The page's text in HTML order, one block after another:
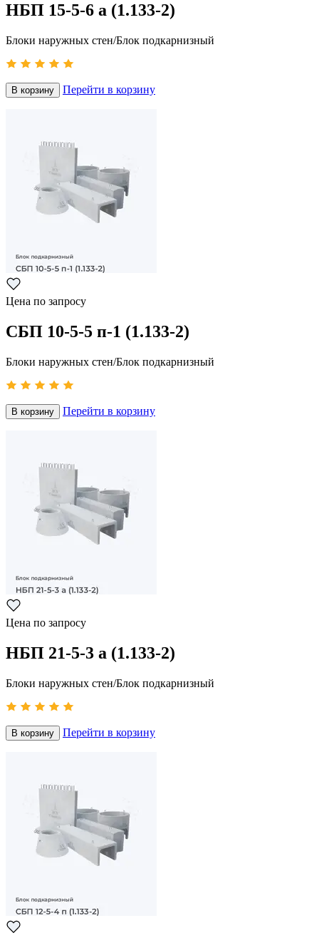
НБП 15-5-6 а (1.133-2)
Блоки наружных стен/Блок подкарнизный
В корзину Перейти в корзину
Цена по запросу
СБП 10-5-5 п-1 (1.133-2)
Блоки наружных стен/Блок подкарнизный
В корзину Перейти в корзину
Цена по запросу
НБП 21-5-3 а (1.133-2)
Блоки наружных стен/Блок подкарнизный
В корзину Перейти в корзину